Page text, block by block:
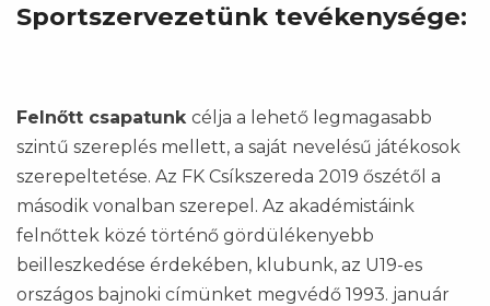
Sportszervezetünk tevékenysége:
Felnőtt csapatunk célja a lehető legmagasabb
szintű szereplés mellett, a saját nevelésű játékosok
szerepeltetése. Az FK Csíkszereda 2019 őszétől a
második vonalban szerepel. Az akadémistáink
felnőttek közé történő gördülékenyebb
beilleszkedése érdekében, klubunk, az U19-es
országos bajnoki címünket megvédő 1993. január